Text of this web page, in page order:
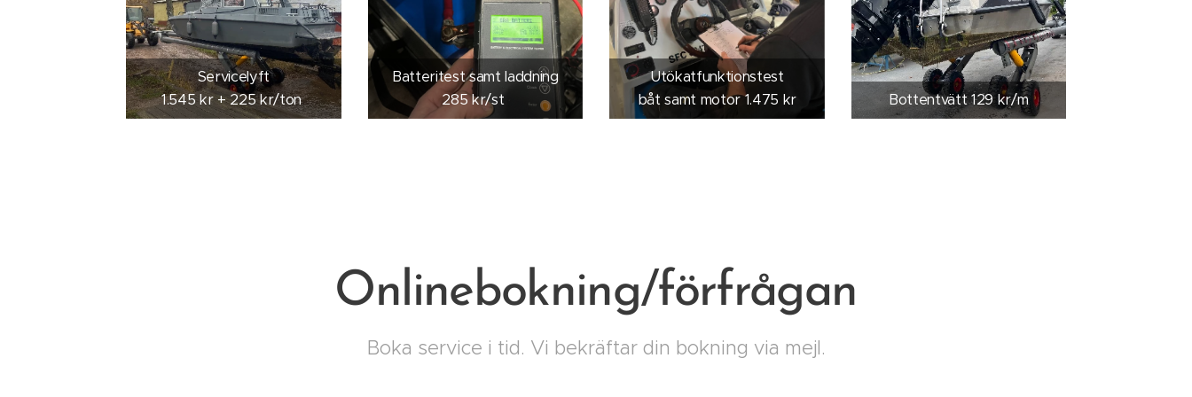
Servicelyft
1.545 kr + 225 kr/ton
Batteritest samt laddning
285 kr/st
Utökatfunktionstest
båt samt motor 1.475 kr
Bottentvätt 129 kr/m
Onlinebokning/förfrågan
Boka service i tid. Vi bekräftar din bokning via mejl.